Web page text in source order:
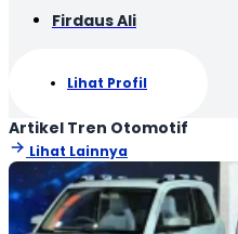
Firdaus Ali
Lihat Profil
Artikel Tren Otomotif
Lihat Lainnya